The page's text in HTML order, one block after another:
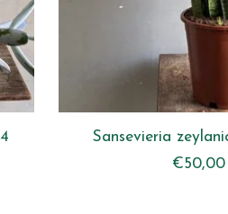
Sansevieria
€50,00